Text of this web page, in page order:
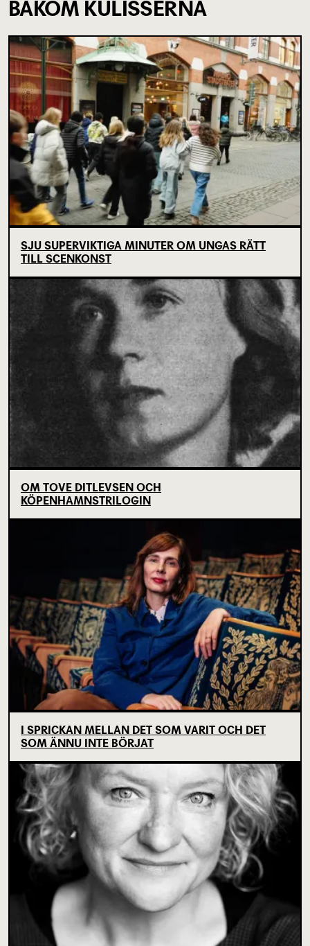
BAKOM KULISSERNA
SJU SUPERVIKTIGA MINUTER OM UNGAS RÄTT
TILL SCENKONST
OM TOVE DITLEVSEN OCH
KÖPENHAMNSTRILOGIN
I SPRICKAN MELLAN DET SOM VARIT OCH DET
SOM ÄNNU INTE BÖRJAT